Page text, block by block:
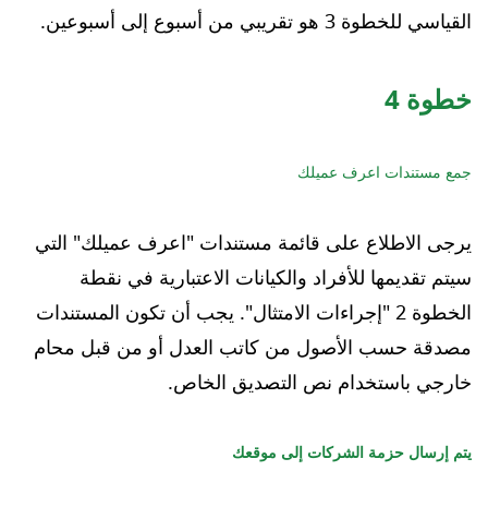
القياسي للخطوة 3 هو تقريبي من أسبوع إلى أسبوعين.
خطوة 4
جمع مستندات اعرف عميلك
يرجى الاطلاع على قائمة مستندات "اعرف عميلك" التي
سيتم تقديمها للأفراد والكيانات الاعتبارية في نقطة
الخطوة 2 "إجراءات الامتثال". يجب أن تكون المستندات
مصدقة حسب الأصول من كاتب العدل أو من قبل محام
خارجي باستخدام نص التصديق الخاص.
يتم إرسال حزمة الشركات إلى موقعك